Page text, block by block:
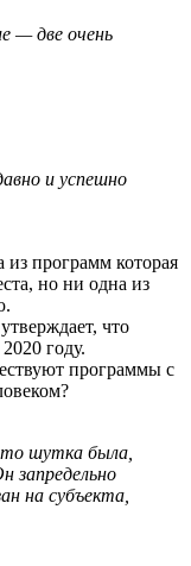
— две очень
и успешно
программ которая
но ни одна из
что
году.
программы с
шутка была,
запредельно
на субъекта,